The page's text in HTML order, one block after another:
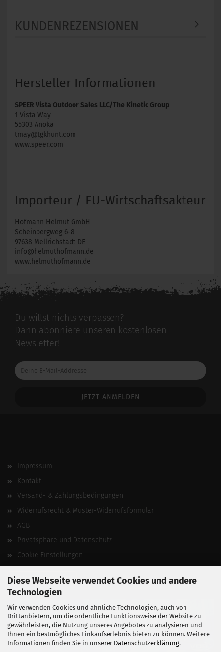
Diese Webseite verwendet Cookies und andere
Technologien
Wir verwenden Cookies und ähnliche Technologien, auch von
Drittanbietern, um die ordentliche Funktionsweise der Website zu
gewährleisten, die Nutzung unseres Angebotes zu analysieren und
Ihnen ein bestmögliches Einkaufserlebnis bieten zu können. Weitere
Informationen finden Sie in unserer Datenschutzerklärung.
KUNDENREZENSIONEN
Hersteller Informationen
SPEER Vista Outdoor Sales LLC/The Kinetic Group
1 Vista Way
55303 Anoka
tmay@tgkhunt.com
www.speer.com
Importeur / EU-Wirtschaftsakteur
Hofmann Helmut GmbH
Scheinbergweg 6-8
97638 Mellrichstadt DE
info@helmuthofmann.de
www.helmuthofmann.de
Du willst nichts verpassen?
Dann abonniere unseren kostenlosen
Newsletter!
Deine
E-
Impressum
Kontakt
Versand- & Zahlungsbedingungen
Widerrufsrecht & Muster-Widerrufsformular
AGB
Privatsphäre und Datenschutz
Cookie Einstellungen
Vertrag widerrufen